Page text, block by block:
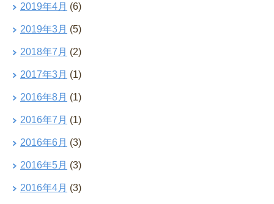
2019年4月 (6)
2019年3月 (5)
2018年7月 (2)
2017年3月 (1)
2016年8月 (1)
2016年7月 (1)
2016年6月 (3)
2016年5月 (3)
2016年4月 (3)